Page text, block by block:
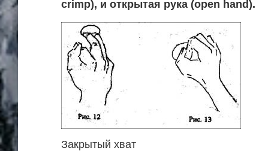
crimp), и открытая рука (open hand).
Закрытый хват